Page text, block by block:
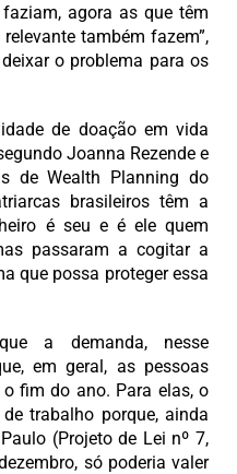
agora as que têm
também fazem”,
o problema para os
de doação em vida
Joanna Rezende e
de Wealth Planning do
brasileiros têm a
é seu e é ele quem
passaram a cogitar a
que possa proteger essa
a demanda, nesse
em geral, as pessoas
fim do ano. Para elas, o
trabalho porque, ainda
(Projeto de Lei nº 7,
só poderia valer